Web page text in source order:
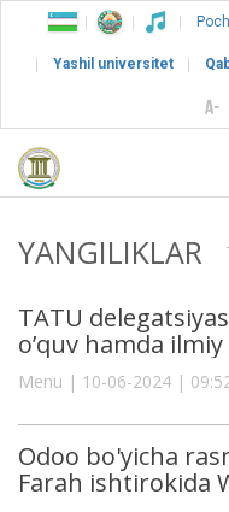
Yashil universitet
YANGILIKLAR
TATU
o’quv hamda
Menu | 10-06-2024 |
Odoo bo'yicha
Farah ishtirokida